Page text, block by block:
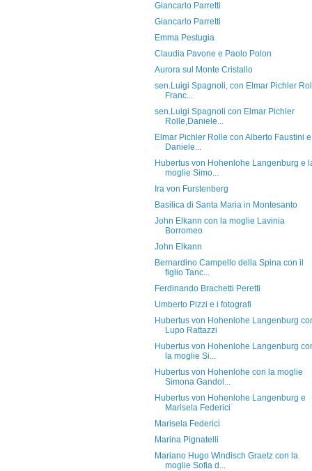
Giancarlo Parretti
Giancarlo Parretti
Emma Pestugia
Claudia Pavone e Paolo Polon
Aurora sul Monte Cristallo
sen.Luigi Spagnoli, con Elmar Pichler
Franc...
sen.Luigi Spagnoli con Elmar Pichler
Rolle,Daniele...
Elmar Pichler Rolle con Alberto Faustini e
Daniele...
Hubertus von Hohenlohe Langenburg e
moglie Simo...
Ira von Furstenberg
Basilica di Santa Maria in Montesanto
John Elkann con la moglie Lavinia
Borromeo
John Elkann
Bernardino Campello della Spina con il
figlio Tanc...
Ferdinando Brachetti Peretti
Umberto Pizzi e i fotografi
Hubertus von Hohenlohe Langenburg
Lupo Rattazzi
Hubertus von Hohenlohe Langenburg
la moglie Si...
Hubertus von Hohenlohe con la moglie
Simona Gandol...
Hubertus von Hohenlohe Langenburg e
Marisela Federici
Marisela Federici
Marina Pignatelli
Mariano Hugo Windisch Graetz con la
moglie Sofia d...